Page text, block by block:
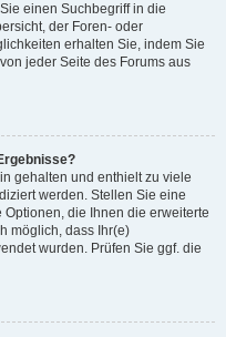
einen Suchbegriff in die
der Foren- oder
erhalten Sie, indem Sie
jeder Seite des Forums aus
gehalten und enthielt zu viele
werden. Stellen Sie eine
die Ihnen die erweiterte
möglich, dass Ihr(e)
wurden. Prüfen Sie ggf. die